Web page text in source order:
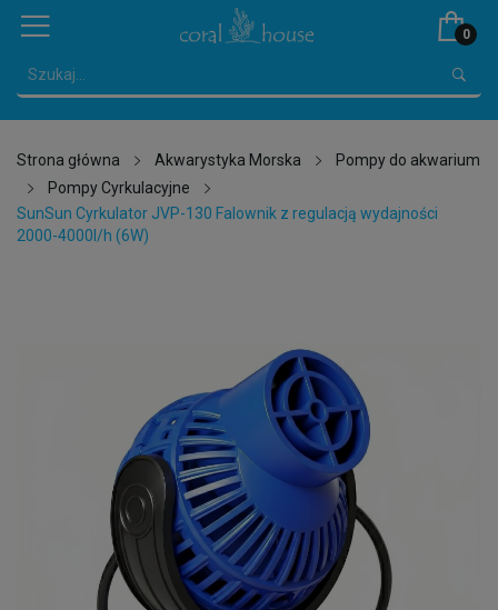
0
Strona główna Akwarystyka Morska
Pompy do akwarium
Pompy Cyrkulacyjne
SunSun Cyrkulator JVP-130 Falownik z regulacją wydajności
2000-4000l/h (6W)